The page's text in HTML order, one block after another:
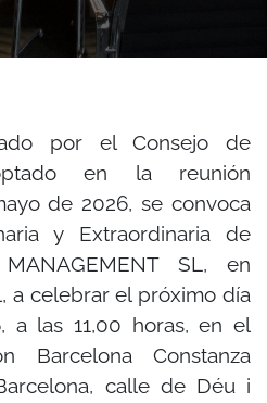
por el Consejo de
en la reunión
de 2026, se convoca
y Extraordinaria de
SL, en
a celebrar el próximo día
a las 11,00 horas, en el
Barcelona Constanza
calle de Déu i